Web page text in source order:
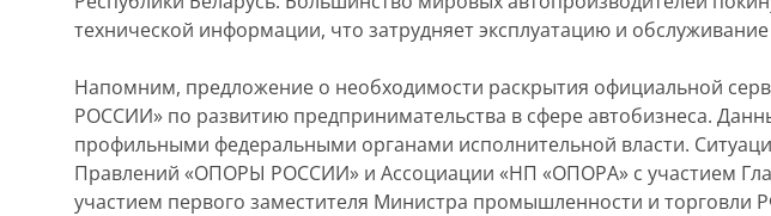
технической информации, что затрудняет эксплуатацию и
Напомним, предложение о необходимости раскрытия официальной
РОССИИ» по развитию предпринимательства в сфере автобизнеса.
профильными федеральными органами исполнительной власти.
Правлений «ОПОРЫ РОССИИ» и Ассоциации «НП «ОПОРА» с участием
участием первого заместителя Министра промышленности и